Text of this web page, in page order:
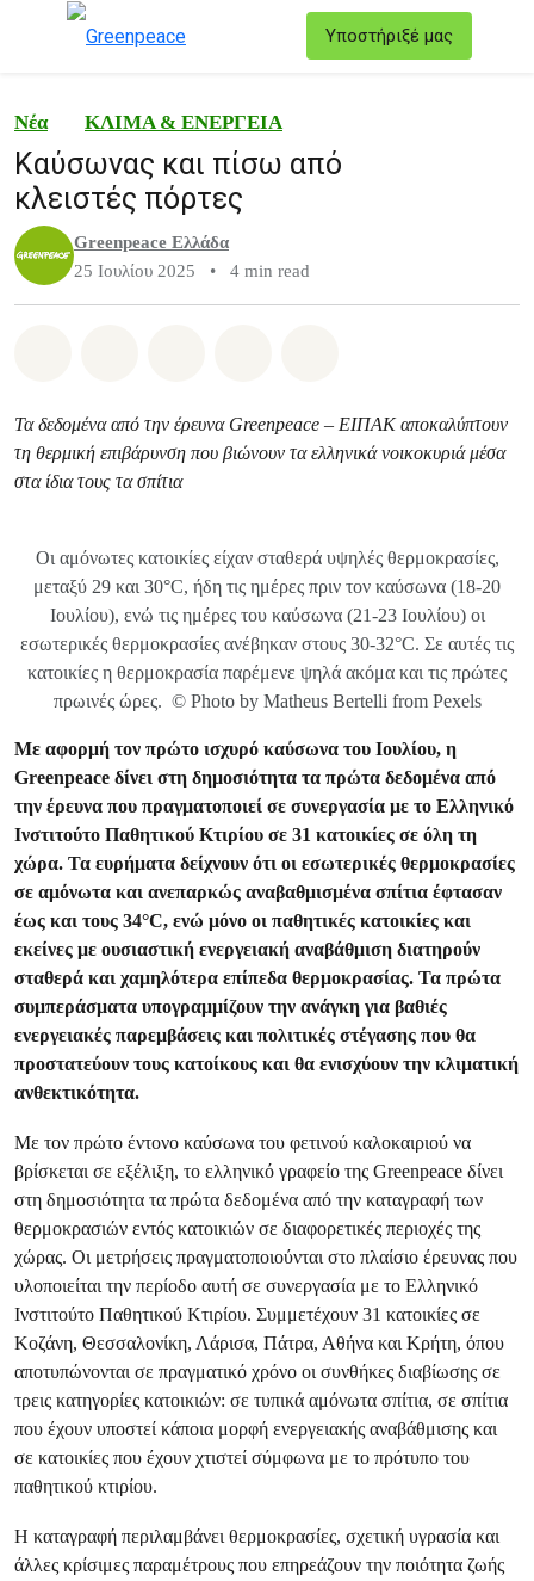
Υποστήριξέ μας
Νέα ΚΛΙΜΑ & ΕΝΕΡΓΕΙΑ
Καύσωνας και πίσω από
κλειστές πόρτες
Greenpeace Ελλάδα
25 Ιουλίου 2025
• 4 min read
Τα δεδομένα από την έρευνα Greenpeace – ΕΙΠAΚ αποκαλύπτουν
τη θερμική επιβάρυνση που βιώνουν τα ελληνικά νοικοκυριά μέσα
στα ίδια τους τα σπίτια
Οι αμόνωτες κατοικίες είχαν σταθερά υψηλές θερμοκρασίες,
μεταξύ 29 και 30°C, ήδη τις ημέρες πριν τον καύσωνα (18-20
Ιουλίου), ενώ τις ημέρες του καύσωνα (21-23 Ιουλίου) οι
εσωτερικές θερμοκρασίες ανέβηκαν στους 30-32°C. Σε αυτές τις
κατοικίες η θερμοκρασία παρέμενε ψηλά ακόμα και τις πρώτες
πρωινές ώρες. © Photo by Matheus Bertelli from Pexels
Με αφορμή τον πρώτο ισχυρό καύσωνα του Ιουλίου, η
Greenpeace δίνει στη δημοσιότητα τα πρώτα δεδομένα από
την έρευνα που πραγματοποιεί σε συνεργασία με το Ελληνικό
Ινστιτούτο Παθητικού Κτιρίου σε 31 κατοικίες σε όλη τη
χώρα. Τα ευρήματα δείχνουν ότι οι εσωτερικές θερμοκρασίες
σε αμόνωτα και ανεπαρκώς αναβαθμισμένα σπίτια έφτασαν
έως και τους 34°C, ενώ μόνο οι παθητικές κατοικίες και
εκείνες με ουσιαστική ενεργειακή αναβάθμιση διατηρούν
σταθερά και χαμηλότερα επίπεδα θερμοκρασίας. Τα πρώτα
συμπεράσματα υπογραμμίζουν την ανάγκη για βαθιές
ενεργειακές παρεμβάσεις και πολιτικές στέγασης που θα
προστατεύουν τους κατοίκους και θα ενισχύουν την κλιματική
ανθεκτικότητα.
Με τον πρώτο έντονο καύσωνα του φετινού καλοκαιριού να
βρίσκεται σε εξέλιξη, το ελληνικό γραφείο της Greenpeace δίνει
στη δημοσιότητα τα πρώτα δεδομένα από την καταγραφή των
θερμοκρασιών εντός κατοικιών σε διαφορετικές περιοχές της
χώρας. Οι μετρήσεις πραγματοποιούνται στο πλαίσιο έρευνας που
υλοποιείται την περίοδο αυτή σε συνεργασία με το Ελληνικό
Ινστιτούτο Παθητικού Κτιρίου. Συμμετέχουν 31 κατοικίες σε
Κοζάνη, Θεσσαλονίκη, Λάρισα, Πάτρα, Αθήνα και Κρήτη, όπου
αποτυπώνονται σε πραγματικό χρόνο οι συνθήκες διαβίωσης σε
τρεις κατηγορίες κατοικιών: σε τυπικά αμόνωτα σπίτια, σε σπίτια
που έχουν υποστεί κάποια μορφή ενεργειακής αναβάθμισης και
σε κατοικίες που έχουν χτιστεί σύμφωνα με το πρότυπο του
παθητικού κτιρίου.
Η καταγραφή περιλαμβάνει θερμοκρασίες, σχετική υγρασία και
άλλες κρίσιμες παραμέτρους που επηρεάζουν την ποιότητα ζωής